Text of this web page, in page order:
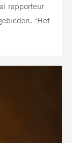
rapporteur
‘Het